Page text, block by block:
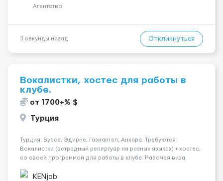
Агентство
3 секунды назад Откликнуться
Вокалистки, хостес для работы в
клубе.
от 1700+% $
Турция
Турция: Бурса, Эдирне, Газиантеп, Анкара. Требуются:
Вокалистки (эстрадный репертуар на разных языках) + хостеc,
со своей программой для работы в клубе. Рабочая виза.
одного до трех месяцев. Мед. страховка. Высокая зарплат...
KENjob